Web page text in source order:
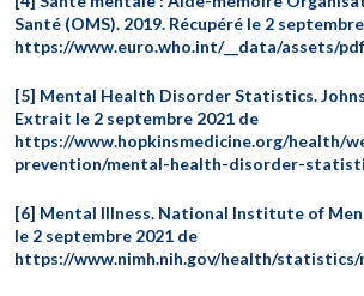
Santé (OMS). 2019. Récupéré le 2
https://www.euro.who.int/__data/assets/
[5] Mental Health Disorder Statistics.
Extrait le 2 septembre 2021 de
https://www.hopkinsmedicine.org/health/
prevention/mental-health-disorder-
[6] Mental Illness. National Institute of
le 2 septembre 2021 de
https://www.nimh.nih.gov/health/